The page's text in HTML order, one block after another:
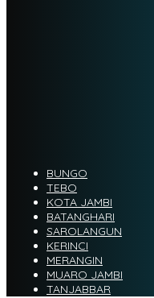
BUNGO
TEBO
KOTA JAMBI
BATANGHARI
SAROLANGUN
KERINCI
MERANGIN
MUARO JAMBI
TANJABBAR